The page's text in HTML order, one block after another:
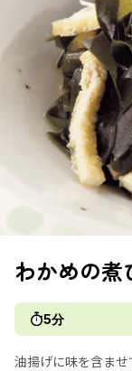
わかめの煮
5分
油揚げに味を含ま